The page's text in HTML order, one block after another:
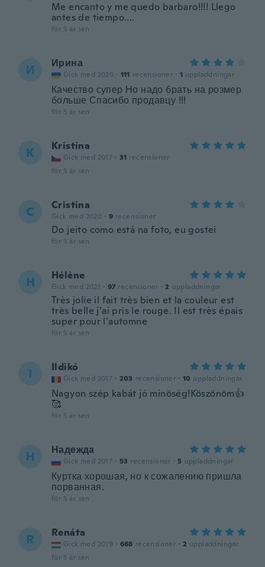
Me encanto y me quedo barbaro!!!! Llego
antes de tiempo....
för 5 år sen
И Ирина
Gick med 2020 · 111 recensioner · 1 uppladdningar
Качество супер Но надо брать на розмер
больше Спасибо продавцу !!!
för 5 år sen
K Kristína
Gick med 2017 · 31 recensioner
för 5 år sen
C Cristina
Gick med 2020 · 9 recensioner
Do jeito como está na foto, eu gostei
för 5 år sen
H Hélène
Gick med 2021 · 97 recensioner · 2 uppladdningar
Très jolie il fait très bien et la couleur est
très belle j’ai pris le rouge. Il est très épais
super pour l’automne
för 5 år sen
I Ildikó
Gick med 2017 · 203 recensioner · 10 uppladdningar
Nagyon szép kabát jó minöség!Köszönöm👍
🥰
för 5 år sen
Н Надежда
Gick med 2017 · 53 recensioner · 5 uppladdningar
Куртка хорошая, но к сожалению пришла
порванная.
för 5 år sen
R Renáta
Gick med 2019 · 668 recensioner · 2 uppladdningar
för 5 år sen